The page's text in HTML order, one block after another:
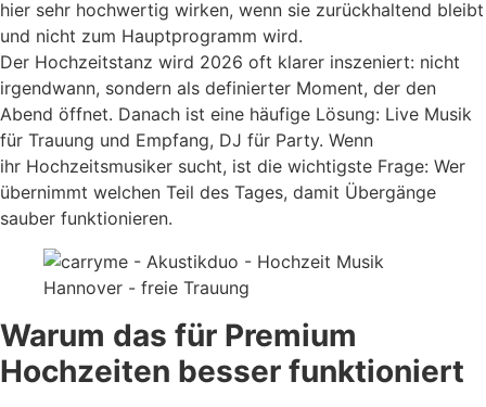
hier sehr hochwertig wirken, wenn sie zurückhaltend bleibt
und nicht zum Hauptprogramm wird.
Der Hochzeitstanz wird 2026 oft klarer inszeniert: nicht
irgendwann, sondern als definierter Moment, der den
Abend öffnet. Danach ist eine häufige Lösung: Live Musik
für Trauung und Empfang, DJ für Party. Wenn
ihr Hochzeitsmusiker sucht, ist die wichtigste Frage: Wer
übernimmt welchen Teil des Tages, damit Übergänge
sauber funktionieren.
Warum das für Premium
Hochzeiten besser funktioniert